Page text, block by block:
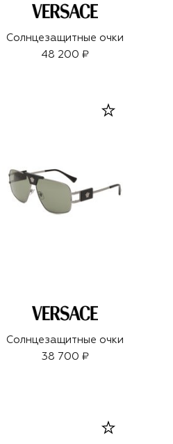
Солнцезащитные очки
48 200 ₽
Солнцезащитные очки
38 700 ₽